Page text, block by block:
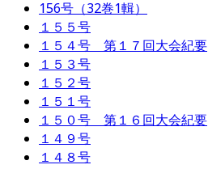
156号（32巻1輯）
１５５号
１５４号 第１７回大会紀要
１５３号
１５２号
１５１号
１５０号 第１６回大会紀要
１４９号
１４８号